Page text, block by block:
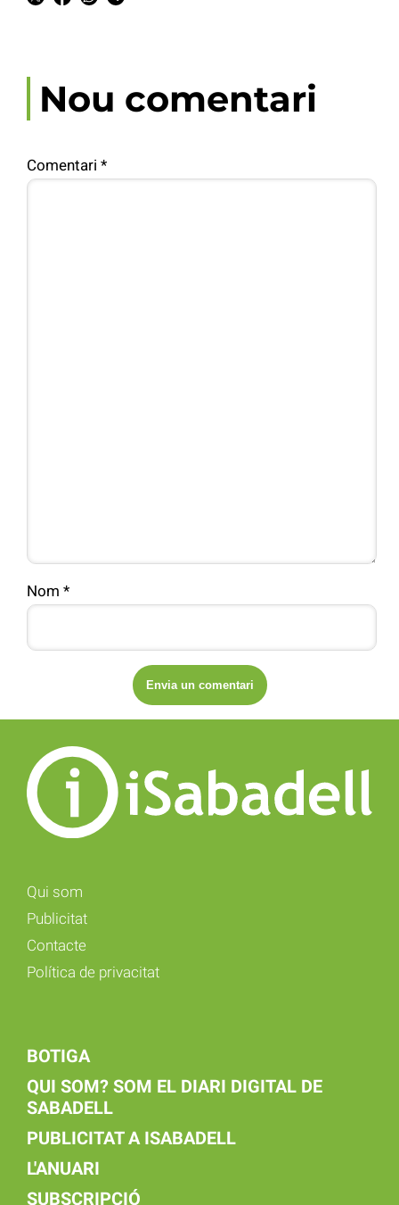
Nou comentari
Comentari *
Nom *
Qui som
Publicitat
Contacte
Política de privacitat
BOTIGA
QUI SOM? SOM EL DIARI DIGITAL DE
SABADELL
PUBLICITAT A ISABADELL
L'ANUARI
SUBSCRIPCIÓ